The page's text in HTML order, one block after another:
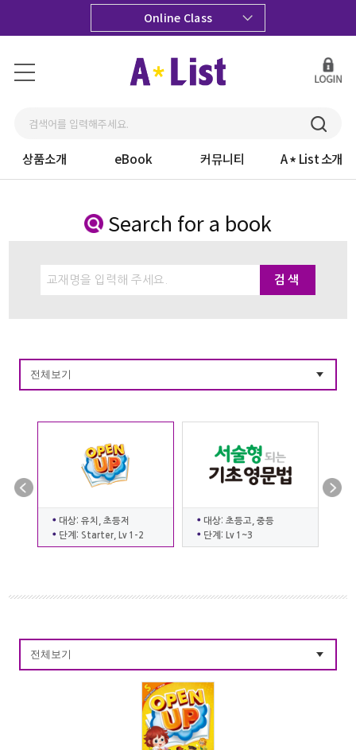
Online Class
상품소개 eBook 커뮤니티 A List 소개
Search for a book
전체보기
대상: 유치, 초등저
단계: Starter, Lv 1-2
대상: 초등고, 중등
단계: Lv 1~3
전체보기